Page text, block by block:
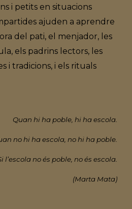
i petits en situacions
ajuden a aprendre
del pati, el menjador, les
els padrins lectors, les
i tradicions, i els rituals
Quan hi ha poble, hi ha escola.
no hi ha escola, no hi ha poble.
l’escola no és poble, no és escola.
(Marta Mata)